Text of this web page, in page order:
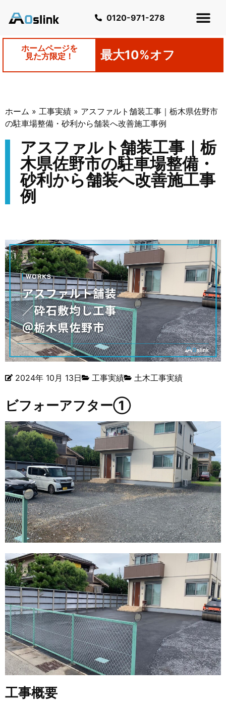
0120-971-278
ホームページを
見た方限定！
最大10%オフ
ホーム » 工事実績 » アスファルト舗装工事｜栃木県佐野市
の駐車場整備・砂利から舗装へ改善施工事例
アスファルト舗装工事｜栃
木県佐野市の駐車場整備・
砂利から舗装へ改善施工事
例
2024年 10月 13日 工事実績 土木工事実績
ビフォーアフター①
工事概要